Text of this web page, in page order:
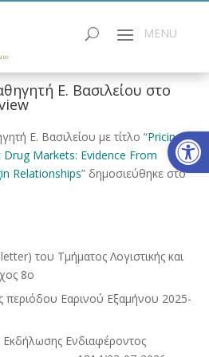
Ε. Βασιλείου στο
Ε. Βασιλείου με τίτλο “Pricing
Markets: Evidence From
Relationships” δημοσιεύθηκε στο
του Τμήματος Λογιστικής και
8ο
περιόδου Eαρινού Eξαμήνου 2025-
Ενδιαφέροντος